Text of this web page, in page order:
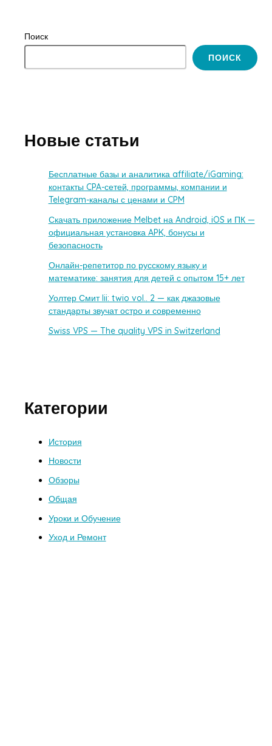
Поиск
ПОИСК
Новые статьи
Бесплатные базы и аналитика affiliate/iGaming:
контакты CPA-сетей, программы, компании и
Telegram-каналы с ценами и CPM
Скачать приложение Melbet на Android, iOS и ПК —
официальная установка APK, бонусы и
безопасность
Онлайн-репетитор по русскому языку и
математике: занятия для детей с опытом 15+ лет
Уолтер Смит Iii: twio vol.. 2 — как джазовые
стандарты звучат остро и современно
Swiss VPS — The quality VPS in Switzerland
Категории
История
Новости
Обзоры
Общая
Уроки и Обучение
Уход и Ремонт